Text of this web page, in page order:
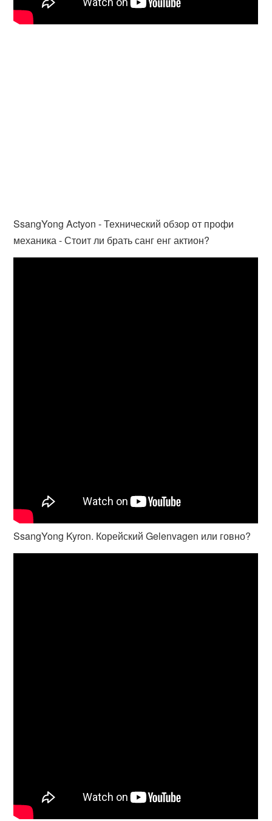
SsangYong Actyon - Технический обзор от профи
механика - Стоит ли брать санг енг актион?
SsangYong Kyron. Корейский Gelenvagen или говно?